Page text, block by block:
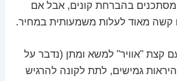
בהברחת קונים, אבל אם
קשה מאוד לעלות משמעותית במחיר.
קצת "אוויר" למשא ומתן (נדבר על
גמישים, לתת לקונה להרגיש